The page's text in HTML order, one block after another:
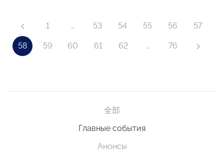
1 … 53 54 55 56 57
58 59 60 61 62 … 76
全部
Главные события
Анонсы